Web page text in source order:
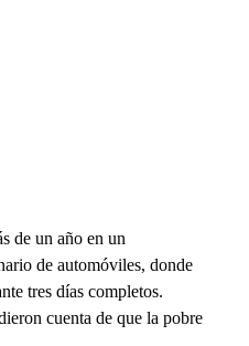
de un año en un
de automóviles, donde
tres días completos.
cuenta de que la pobre